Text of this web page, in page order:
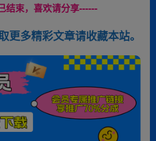
结束，喜欢请分享------
更多精彩文章请收藏本站。